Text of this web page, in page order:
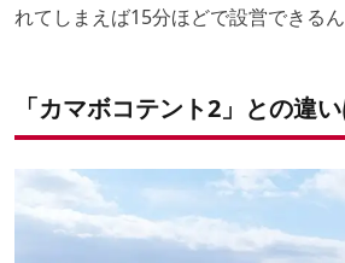
れてしまえば15分ほどで設営できるん
「カマボコテント2」との違